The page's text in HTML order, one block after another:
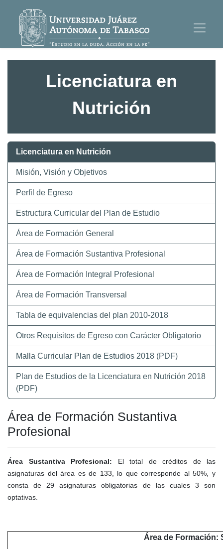
Licenciatura en
Nutrición
Licenciatura en Nutrición
Misión, Visión y Objetivos
Perfil de Egreso
Estructura Curricular del Plan de Estudio
Área de Formación General
Área de Formación Sustantiva Profesional
Área de Formación Integral Profesional
Área de Formación Transversal
Tabla de equivalencias del plan 2010-2018
Otros Requisitos de Egreso con Carácter Obligatorio
Malla Curricular Plan de Estudios 2018 (PDF)
Plan de Estudios de la Licenciatura en Nutrición 2018
(PDF)
Área de Formación Sustantiva
Profesional
Área Sustantiva Profesional: El total de créditos de las
asignaturas del área es de 133, lo que corresponde al 50%, y
consta de 29 asignaturas obligatorias de las cuales 3 son
optativas.
Área de Formación: